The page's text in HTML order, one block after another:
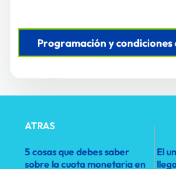
Programación y condiciones
ATRAS
5 cosas que debes saber
sobre la cuota monetaria en
El